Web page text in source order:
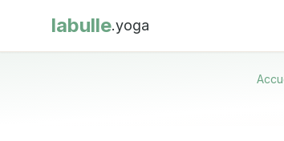
labulle.yoga